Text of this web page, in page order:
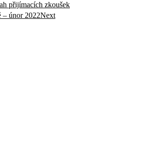
přijímacích zkoušek
– únor 2022Next